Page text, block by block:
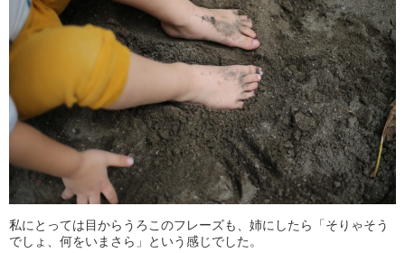
私にとっては目からうろこのフレーズも、姉にしたら「そりゃそう
でしょ、何をいまさら」という感じでした。